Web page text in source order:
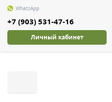
WhatsApp
+7 (903) 531-47-16
Личный кабинет